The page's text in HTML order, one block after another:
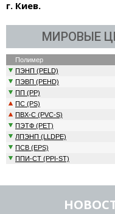
г. Киев.
МИРОВЫЕ